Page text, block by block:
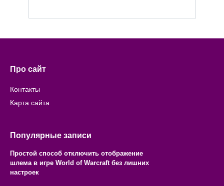
Про сайт
Контакты
Карта сайта
Популярные записи
Простой способ отключить отображение
шлема в игре World of Warcraft без лишних
настроек